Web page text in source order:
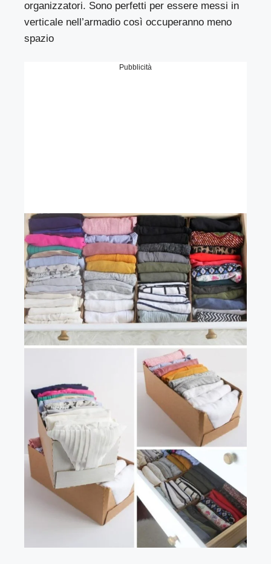
organizzatori. Sono perfetti per essere messi in
verticale nell’armadio così occuperanno meno
spazio
Pubblicità